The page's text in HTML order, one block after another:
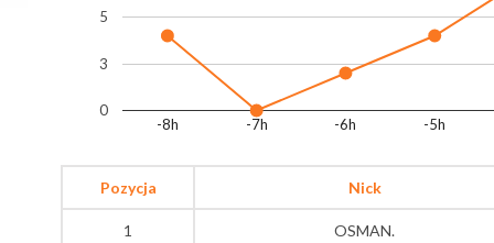
-8h -7h -6h -5h
0
3
5
Pozycja Nick
1 OSMAN.